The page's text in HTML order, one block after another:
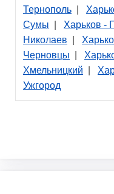
Тернополь
Сумы
Харьков -
Николаев
Черновцы
Хмельницкий
Ужгород